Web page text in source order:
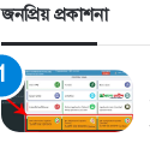
জনপ্রিয় প্রকাশনা